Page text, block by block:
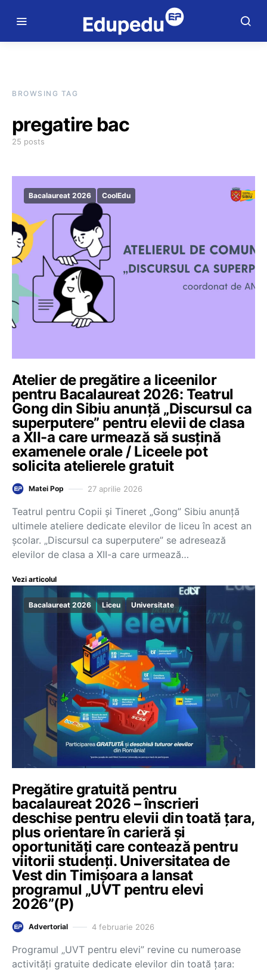
BROWSING TAG
pregatire bac
25 posts
Bacalaureat 2026 CoolEdu
Atelier de pregătire a liceenilor
pentru Bacalaureat 2026: Teatrul
Gong din Sibiu anunță „Discursul ca
superputere” pentru elevii de clasa
a XII-a care urmează să susţină
examenele orale / Liceele pot
solicita atelierele gratuit
Matei Pop 27 aprilie 2026
Teatrul pentru Copii şi Tineret „Gong” Sibiu anunță
ultimele ateliere dedicate elevilor de liceu în acest an
şcolar. „Discursul ca superputere” se adresează
elevilor de clasa a XII-a care urmează…
Vezi articolul
Bacalaureat 2026 Liceu Universitate
Pregătire gratuită pentru
bacalaureat 2026 – înscrieri
deschise pentru elevii din toată țara,
plus orientare în carieră și
oportunități care contează pentru
viitorii studenți. Universitatea de
Vest din Timișoara a lansat
programul „UVT pentru elevi
2026”(P)
Advertorial 4 februarie 2026
Programul „UVT pentru elevi” revine cu numeroase
activități gratuite dedicate elevilor din toată țara: